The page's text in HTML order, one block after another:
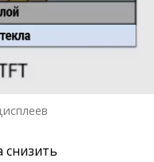
снизить